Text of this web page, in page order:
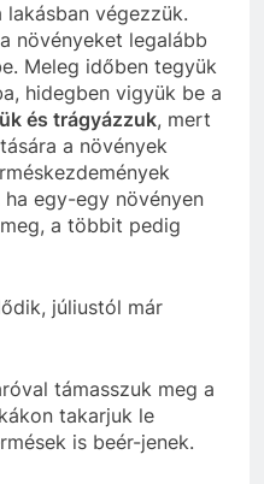
lakásban végezzük.
növényeket legalább
Meleg időben tegyük
hidegben vigyük be a
és trágyázzuk, mert
a növények
egy-egy növényen
a többit pedig
júliustól már
támasszuk meg a
takarjuk le
is beér-jenek.